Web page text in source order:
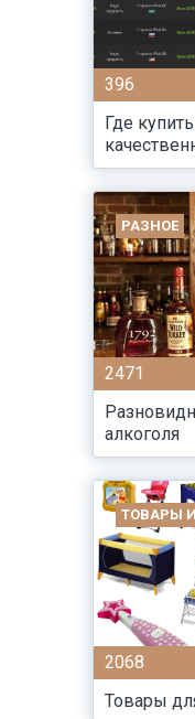
396
Где
РАЗНОЕ
2471
алкоголя
ТОВАРЫ
2068
Товары